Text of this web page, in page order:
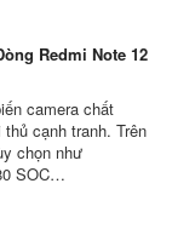
Redmi Note 12
camera chất
cạnh tranh. Trên
chọn như
SOC…